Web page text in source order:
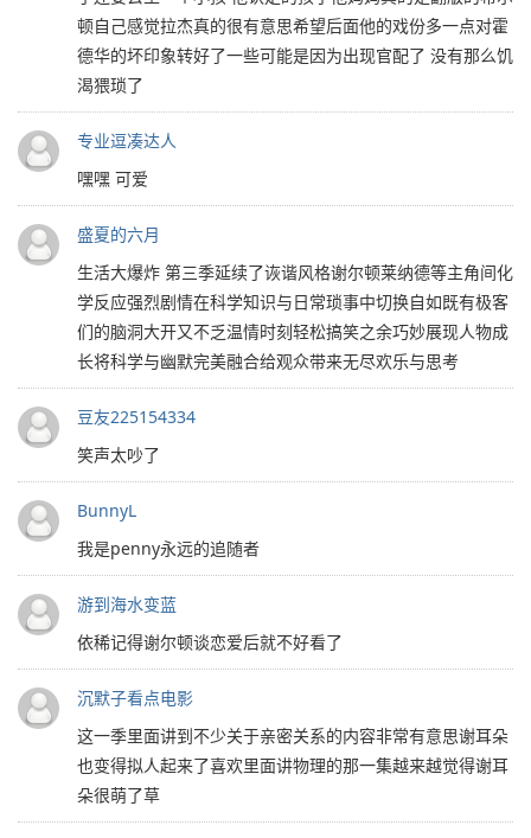
顿自己感觉拉杰真的很有意思希望后面他的戏份多一点对霍
德华的坏印象转好了一些可能是因为出现官配了 没有那么饥
渴猥琐了
专业逗凑达人
嘿嘿 可爱
盛夏的六月
生活大爆炸 第三季延续了诙谐风格谢尔顿莱纳德等主角间化
学反应强烈剧情在科学知识与日常琐事中切换自如既有极客
们的脑洞大开又不乏温情时刻轻松搞笑之余巧妙展现人物成
长将科学与幽默完美融合给观众带来无尽欢乐与思考
豆友225154334
笑声太吵了
BunnyL
我是penny永远的追随者
游到海水变蓝
依稀记得谢尔顿谈恋爱后就不好看了
沉默子看点电影
这一季里面讲到不少关于亲密关系的内容非常有意思谢耳朵
也变得拟人起来了喜欢里面讲物理的那一集越来越觉得谢耳
朵很萌了草